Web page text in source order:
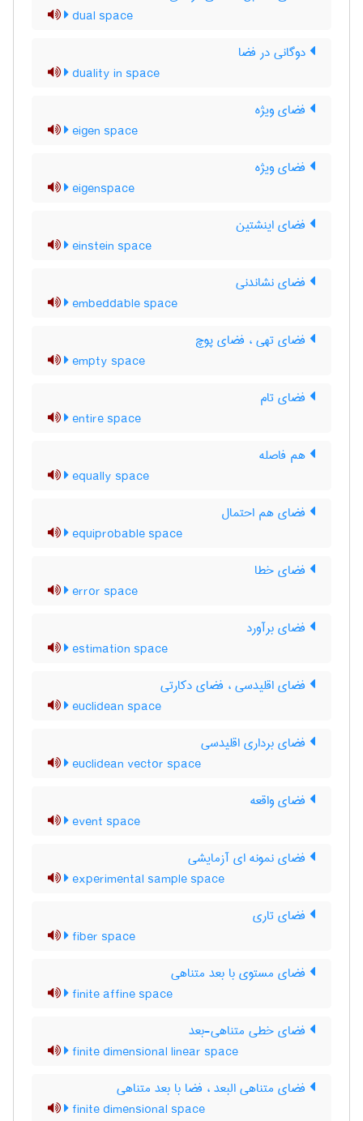
dual space
دوگانی در فضا
duality in space
فضای ویژه
eigen space
فضای ویژه
eigenspace
فضای اینشتین
einstein space
فضای نشاندنی
embeddable space
فضای تهی ، فضای پوچ
empty space
فضای تام
entire space
هم فاصله
equally space
فضای هم احتمال
equiprobable space
فضای خطا
error space
فضای برآورد
estimation space
فضای اقلیدسی ، فضای دکارتی
euclidean space
فضای برداری اقلیدسی
euclidean vector space
فضای واقعه
event space
فضای نمونه ای آزمایشی
experimental sample space
فضای تاری
fiber space
فضای مستوی با بعد متناهی
finite affine space
فضای خطی متناهی-بعد
finite dimensional linear space
فضای متناهی البعد ، فضا با بعد متناهی
finite dimensional space